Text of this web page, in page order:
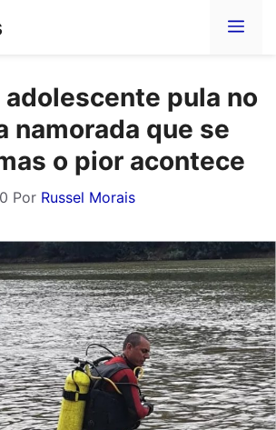
adolescente pula no
namorada que se
o pior acontece
Por Russel Morais